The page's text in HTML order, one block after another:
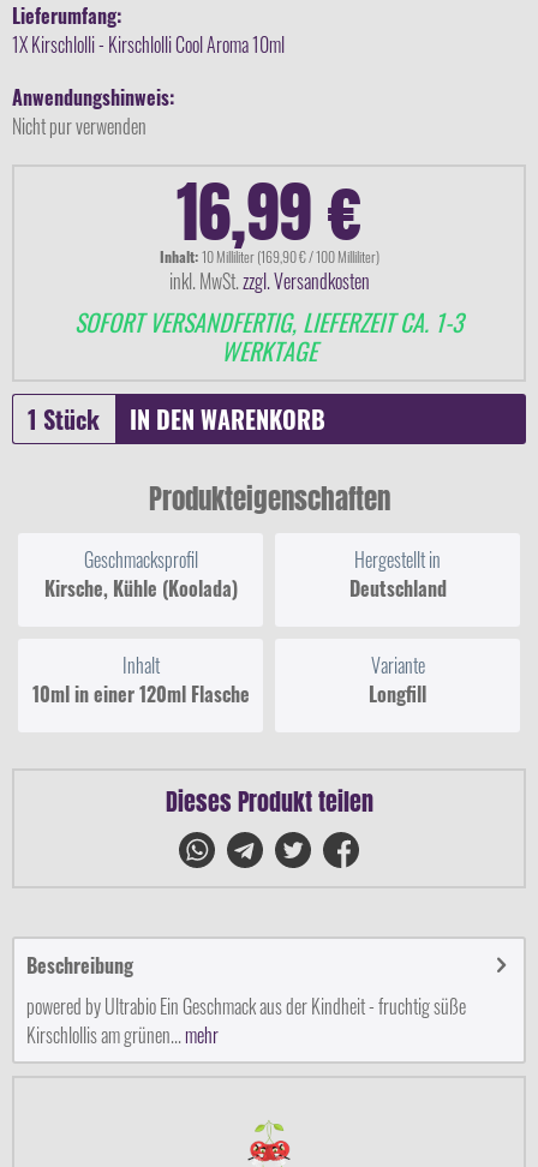
Lieferumfang:
1X Kirschlolli - Kirschlolli Cool Aroma 10ml
Anwendungshinweis:
Nicht pur verwenden
16,99 €
Inhalt:10 Milliliter (169,90 € / 100 Milliliter)
inkl. MwSt.zzgl. Versandkosten
SOFORT VERSANDFERTIG, LIEFERZEIT CA. 1-3
WERKTAGE
IN DEN WARENKORB
Produkteigenschaften
Geschmacksprofil
Kirsche, Kühle (Koolada)
Hergestellt in
Deutschland
Inhalt
10ml in einer 120ml Flasche
Variante
Longfill
Dieses Produkt teilen
Beschreibung
powered by Ultrabio Ein Geschmack aus der Kindheit - fruchtig süße
Kirschlollis am grünen...mehr